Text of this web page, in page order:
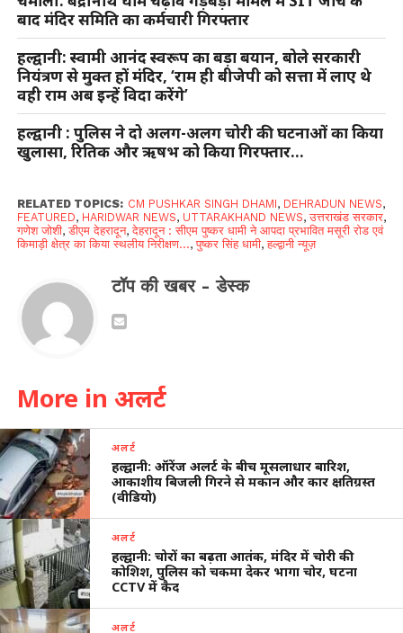
बाद मंदिर समिति का कर्मचारी गिरफ्तार
हल्द्वानी: स्वामी आनंद स्वरूप का बड़ा बयान, बोले सरकारी
नियंत्रण से मुक्त हों मंदिर, ‘राम ही बीजेपी को सत्ता में लाए थे
वही राम अब इन्हें विदा करेंगे’
हल्द्वानी : पुलिस ने दो अलग-अलग चोरी की घटनाओं का किया
खुलासा, रितिक और ऋषभ को किया गिरफ्तार…
RELATED TOPICS: CM PUSHKAR SINGH DHAMI, DEHRADUN NEWS,
FEATURED, HARIDWAR NEWS, UTTARAKHAND NEWS,उत्तराखंड सरकार,
गणेश जोशी,डीएम देहरादून,देहरादून : सीएम पुष्कर धामी ने आपदा प्रभावित मसूरी रोड एवं
किमाड़ी क्षेत्र का किया स्थलीय निरीक्षण...,पुष्कर सिंह धामी,हल्द्वानी न्यूज़
टॉप की खबर - डेस्क
More in अलर्ट
अलर्ट
हल्द्वानी: ऑरेंज अलर्ट के बीच मूसलाधार बारिश,
आकाशीय बिजली गिरने से मकान और कार क्षतिग्रस्त
(वीडियो)
अलर्ट
हल्द्वानी: चोरों का बढ़ता आतंक, मंदिर में चोरी की
कोशिश, पुलिस को चकमा देकर भागा चोर, घटना
CCTV में कैद
अलर्ट